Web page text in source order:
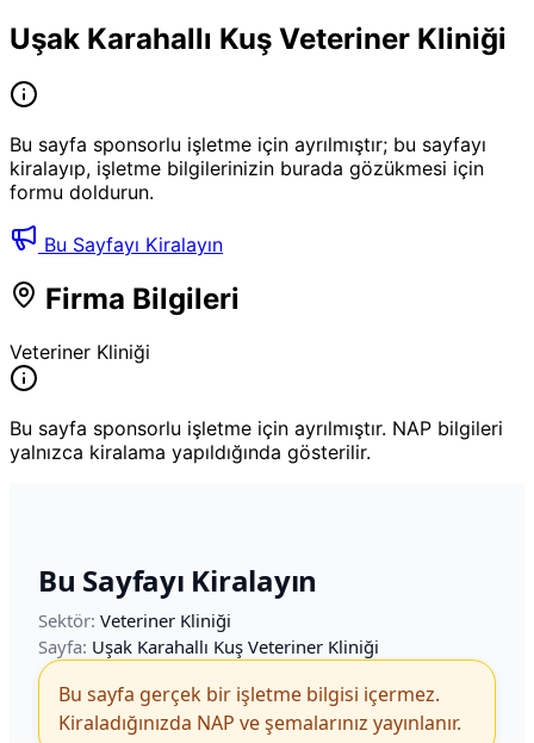
Uşak Karahallı Kuş Veteriner Kliniği
Bu sayfa sponsorlu işletme için ayrılmıştır; bu sayfayı
kiralayıp, işletme bilgilerinizin burada gözükmesi için
formu doldurun.
Bu Sayfayı Kiralayın
Firma Bilgileri
Veteriner Kliniği
Bu sayfa sponsorlu işletme için ayrılmıştır. NAP bilgileri
yalnızca kiralama yapıldığında gösterilir.
Bu Sayfayı Kiralayın
Sektör: Veteriner Kliniği
Sayfa: Uşak Karahallı Kuş Veteriner Kliniği
Bu sayfa gerçek bir işletme bilgisi içermez.
Kiraladığınızda NAP ve şemalarınız yayınlanır.